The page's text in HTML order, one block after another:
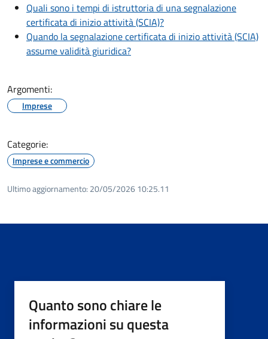
Quali sono i tempi di istruttoria di una segnalazione
certificata di inizio attività (SCIA)?
Quando la segnalazione certificata di inizio attività (SCIA)
assume validità giuridica?
Argomenti:
Imprese
Categorie:
Imprese e commercio
Ultimo aggiornamento: 20/05/2026 10:25.11
Quanto sono chiare le
informazioni su questa